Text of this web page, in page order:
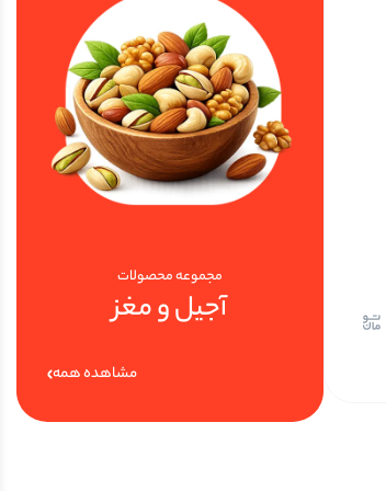
مجموعه محصولات
آجیل و مغز
مشاهده همه
1,170,000